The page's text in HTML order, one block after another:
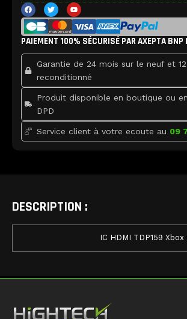
HDMI
TDP159
Xbox
One
X
F
a
c
e
b
o
k
T
w
i
t
t
e
Y
o
u
t
u
b
PAIEMENT 100% SÉCURISÉ PAR AXEPTA BNP
Garantie de 24 mois sur le neuf et
reconditionné
Produit disponible en boutique ou
DPD
Service client à votre ecoute au 09
DESCRIPTION :
IC HDMI TDP159 Xbox